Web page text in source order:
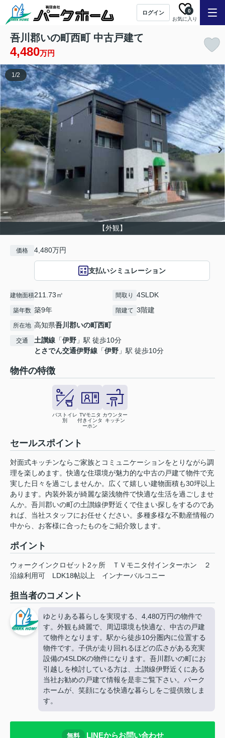
ログイン
お気に入り
0
吾川郡いの町西町 中古戸建て
4,480万円
【外観】
1/2
価格 4,480万円
支払いシミュレーション
建物面積211.73㎡ 間取り 4SLDK
築年数 築9年 階建て 3階建
所在地 高知県吾川郡いの町西町
交通 土讃線 「伊野 」駅 徒歩10分
とさでん交通伊野線 「伊野 」駅 徒歩10分
物件の特徴
バストイレ
別
TVモニタ
付きインタ
ーホン
カウンター
キッチン
セールスポイント
対面式キッチンならご家族とコミュニケーションをとりながら調
理を楽しめます。快適な住環境が魅力的な中古の戸建て物件で充
実した日々を過ごしませんか。広くて嬉しい建物面積も30坪以上
あります。内装外装が綺麗な築浅物件で快適な生活を過ごしませ
んか。吾川郡いの町の土讃線伊野近くで住まい探しをするのであ
れば、当社スタッフにお任せください。多種多様な不動産情報の
中から、お客様に合ったものをご紹介致します。
ポイント
ウォークインクロゼット2ヶ所 ＴＶモニタ付インターホン
２
沿線利用可
LDK18帖以上 インナーバルコニー
担当者のコメント
ゆとりある暮らしを実現する、4,480万円の物件で
す。外観も綺麗で、周辺環境も快適な、中古の戸建
て物件となります。駅から徒歩10分圏内に位置する
物件です。子供が走り回れるほどの広さがある充実
設備の4SLDKの物件になります。吾川郡いの町にお
引越しを検討している方は、土讃線伊野近くにある
当社お勧めの戸建て情報を是非ご覧下さい。パーク
ホームが、笑顔になる快適な暮らしをご提供致しま
す。
無料 LINEからお問い合わせ